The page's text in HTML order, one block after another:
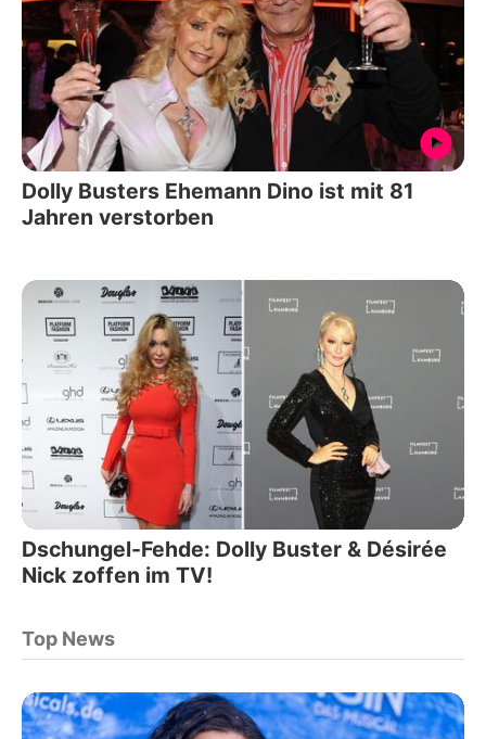
Dolly Busters Ehemann Dino ist mit 81
Jahren verstorben
Dschungel-Fehde: Dolly Buster & Désirée
Nick zoffen im TV!
Top News